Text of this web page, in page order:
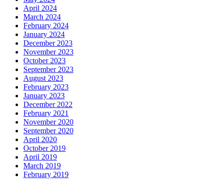
April 2024
March 2024
February 2024
January 2024
December 2023
November 2023
October 2023
September 2023
August 2023
February 2023
January 2023
December 2022
February 2021
November 2020
September 2020
April 2020
October 2019
April 2019
March 2019
February 2019